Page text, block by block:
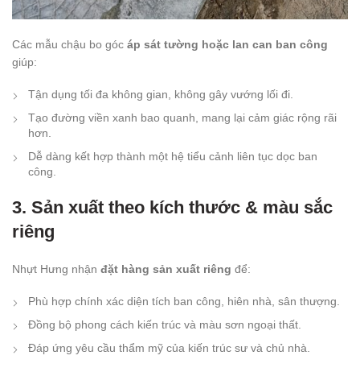
Các mẫu chậu bo góc áp sát tường hoặc lan can ban công
giúp:
Tận dụng tối đa không gian, không gây vướng lối đi.
Tạo đường viền xanh bao quanh, mang lại cảm giác rộng rãi
hơn.
Dễ dàng kết hợp thành một hệ tiểu cảnh liên tục dọc ban
công.
3. Sản xuất theo kích thước & màu sắc
riêng
Nhựt Hưng nhận đặt hàng sản xuất riêng để:
Phù hợp chính xác diện tích ban công, hiên nhà, sân thượng.
Đồng bộ phong cách kiến trúc và màu sơn ngoại thất.
Đáp ứng yêu cầu thẩm mỹ của kiến trúc sư và chủ nhà.